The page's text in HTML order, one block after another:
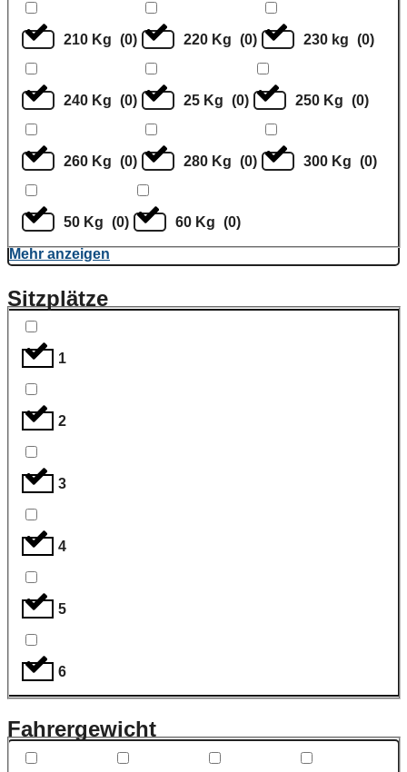
210 Kg (0) 220 Kg (0) 230 kg (0)
240 Kg (0) 25 Kg (0) 250 Kg (0)
260 Kg (0) 280 Kg (0) 300 Kg (0)
50 Kg (0) 60 Kg (0)
Mehr anzeigen
Sitzplätze
1
2
3
4
5
6
Fahrergewicht